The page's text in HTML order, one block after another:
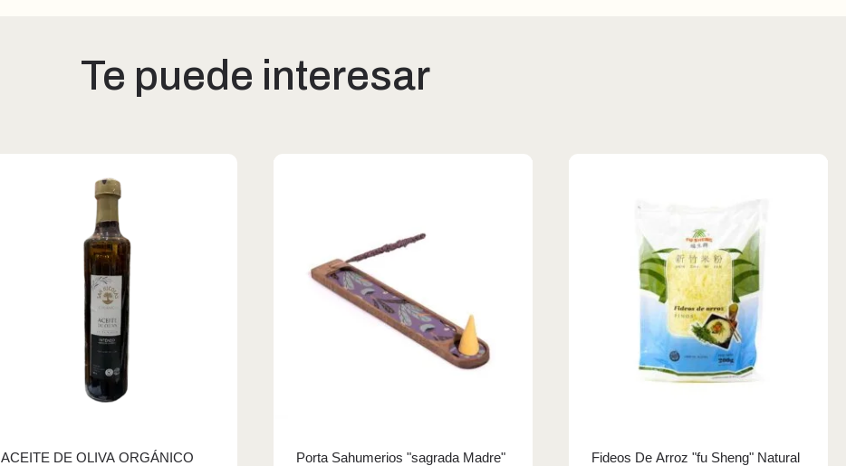
Te puede interesar
ACEITE DE OLIVA ORGÁNICO
Porta Sahumerios "sagrada Madre"
Fideos De Arroz "fu Sheng" Natural